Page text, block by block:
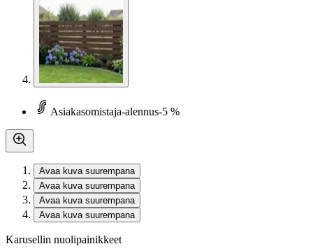
Asiakasomistaja-alennus-5 %
Avaa kuva suurempana
Avaa kuva suurempana
Avaa kuva suurempana
Avaa kuva suurempana
Karusellin nuolipainikkeet